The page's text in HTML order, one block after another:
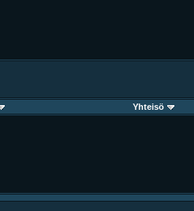
Yhteisö